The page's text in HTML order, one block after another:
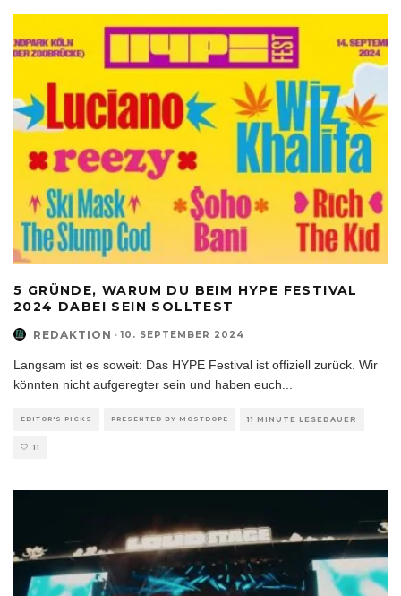
5 GRÜNDE, WARUM DU BEIM HYPE FESTIVAL
2024 DABEI SEIN SOLLTEST
REDAKTION · 10. SEPTEMBER 2024
Langsam ist es soweit: Das HYPE Festival ist offiziell zurück. Wir
könnten nicht aufgeregter sein und haben euch
EDITOR'S PICKS PRESENTED BY MOSTDOPE 11 MINUTE LESEDAUER
11